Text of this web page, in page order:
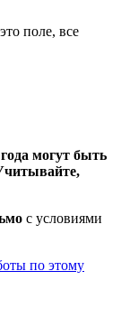
поле, все
могут быть
с условиями
по этому